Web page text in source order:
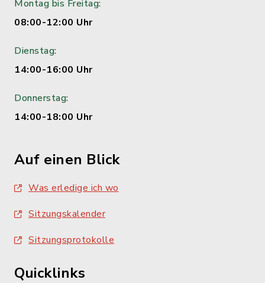
Montag bis Freitag:
08:00-12:00 Uhr
Dienstag:
14:00-16:00 Uhr
Donnerstag:
14:00-18:00 Uhr
Auf einen Blick
Was erledige ich wo
Sitzungskalender
Sitzungsprotokolle
Quicklinks